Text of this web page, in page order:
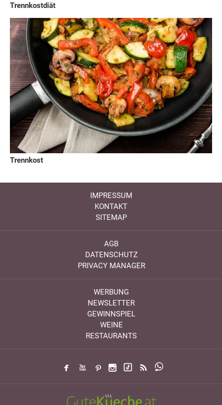
Trennkostdiät
Trennkost
IMPRESSUM
KONTAKT
SITEMAP
AGB
DATENSCHUTZ
PRIVACY MANAGER
WERBUNG
NEWSLETTER
GEWINNSPIEL
WEINE
RESTAURANTS